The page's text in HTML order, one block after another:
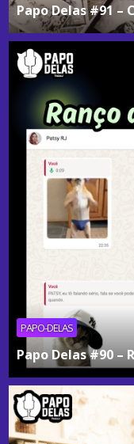
Papo Delas #91 –
PAPO-DELAS
Papo Delas #90 –